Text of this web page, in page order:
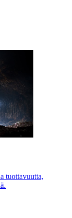
tuottavuutta,